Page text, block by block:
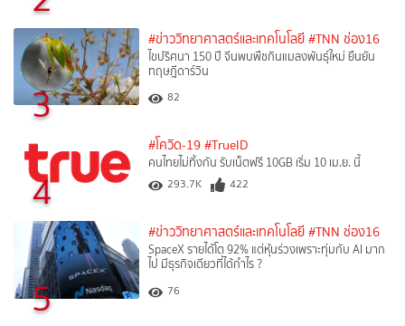
3
#ข่าววิทยาศาสตร์และเทคโนโลยี #TNN ช่อง16
ไขปริศนา 150 ปี จีนพบพืชกินแมลงพันธุ์ใหม่ ยืนยัน
ทฤษฎีดาร์วิน
82
4
#โควิด-19 #TrueID
คนไทยไม่ทิ้งกัน รับเน็ตฟรี 10GB เริ่ม 10 เม.ย. นี้
293.7K 422
5
#ข่าววิทยาศาสตร์และเทคโนโลยี #TNN ช่อง16
SpaceX รายได้โต 92% แต่หุ้นร่วงเพราะทุ่มกับ AI มาก
ไป มีธุรกิจเดียวที่ได้กำไร ?
76